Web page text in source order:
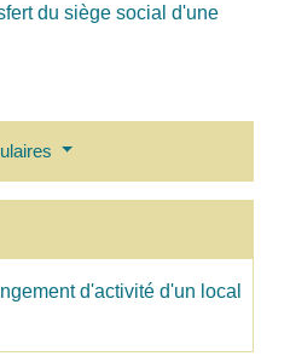
du siège social d'une
d'activité d'un local